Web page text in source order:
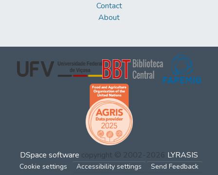
Contact
About
DSpace software copyright © 2002-2026 LYRASIS
Cookie settings Accessibility settings Send Feedback